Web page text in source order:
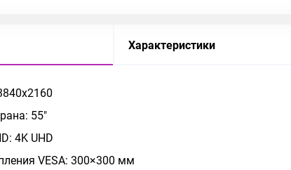
Характеристики
55"
4K UHD
VESA: 300×300 мм